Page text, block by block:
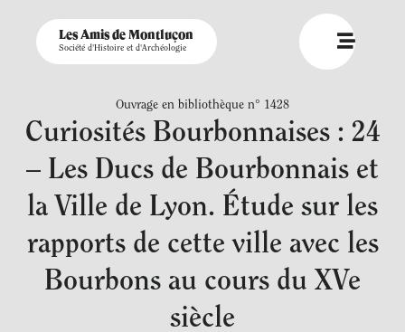
Les Amis de Montluçon
Société d'Histoire et d'Archéologie
Ouvrage en bibliothèque n° 1428
Curiosités Bourbonnaises : 24
– Les Ducs de Bourbonnais et
la Ville de Lyon. Étude sur les
rapports de cette ville avec les
Bourbons au cours du XVe
siècle